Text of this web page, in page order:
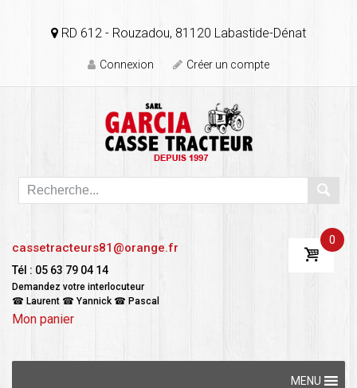
RD 612 - Rouzadou, 81120 Labastide-Dénat
Connexion Créer un compte
cassetracteurs81@orange.fr
Tél : 05 63 79 04 14
Demandez votre interlocuteur
☎ Laurent ☎ Yannick ☎ Pascal
Mon panier
0
MENU